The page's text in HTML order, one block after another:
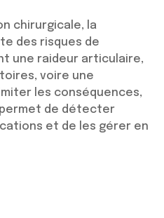
chirurgicale, la
des risques de
une raideur articulaire,
voire une
les conséquences,
de détecter
et de les gérer en